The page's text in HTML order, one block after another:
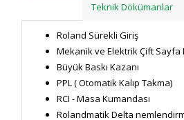
Teknik Dökümanlar
Roland Sürekli Giriş
Mekanik ve Elektrik Çift Sayfa
Büyük Baskı Kazanı
PPL ( Otomatik Kalıp Takma)
RCI - Masa Kumandası
Rolandmatik Delta